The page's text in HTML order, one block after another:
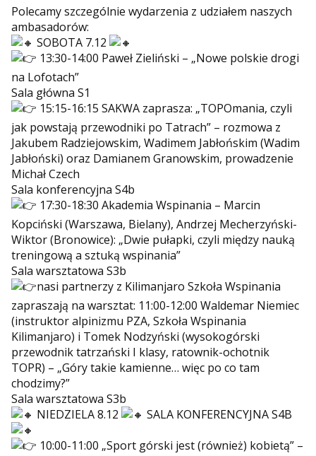
Polecamy szczególnie wydarzenia z udziałem naszych
ambasadorów:
SOBOTA 7.12
13:30-14:00 Paweł Zieliński – „Nowe polskie drogi
na Lofotach”
Sala główna S1
15:15-16:15 SAKWA zaprasza: „TOPOmania, czyli
jak powstają przewodniki po Tatrach” – rozmowa z
Jakubem Radziejowskim, Wadimem Jabłońskim (Wadim
Jabłoński) oraz Damianem Granowskim, prowadzenie
Michał Czech
Sala konferencyjna S4b
17:30-18:30 Akademia Wspinania – Marcin
Kopciński (Warszawa, Bielany), Andrzej Mecherzyński-
Wiktor (Bronowice): „Dwie pułapki, czyli między nauką
treningową a sztuką wspinania”
Sala warsztatowa S3b
nasi partnerzy z Kilimanjaro Szkoła Wspinania
zapraszają na warsztat: 11:00-12:00 Waldemar Niemiec
(instruktor alpinizmu PZA, Szkoła Wspinania
Kilimanjaro) i Tomek Nodzyński (wysokogórski
przewodnik tatrzański I klasy, ratownik-ochotnik
TOPR) – „Góry takie kamienne… więc po co tam
chodzimy?”
Sala warsztatowa S3b
NIEDZIELA 8.12
SALA KONFERENCYJNA S4B
10:00-11:00 „Sport górski jest (również) kobietą” –